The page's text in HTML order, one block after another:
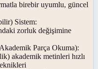
birebir uyumlu, güncel
Sistem:
zorluk değişimine
Parça Okuma):
akademik metinleri hızlı